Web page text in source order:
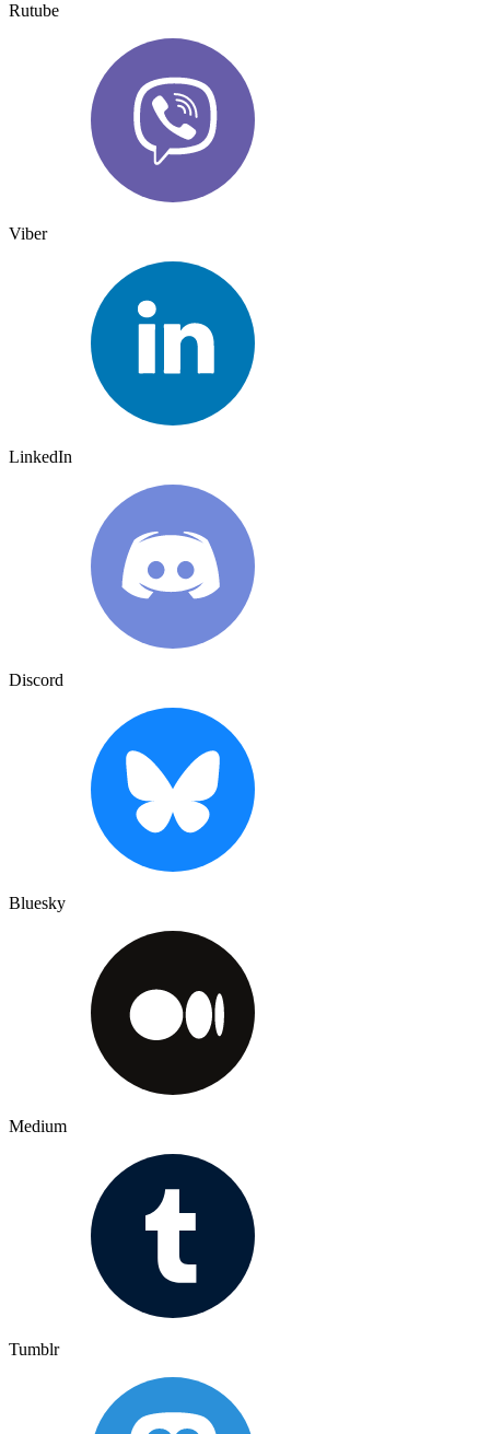
Rutube
Viber
LinkedIn
Discord
Bluesky
Medium
Tumblr